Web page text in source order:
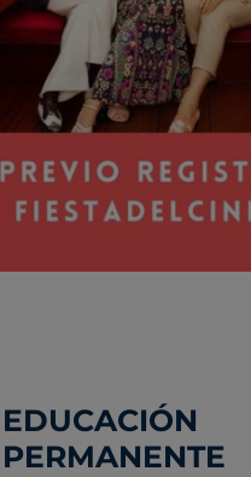
EDUCACIÓN
PERMANENTE